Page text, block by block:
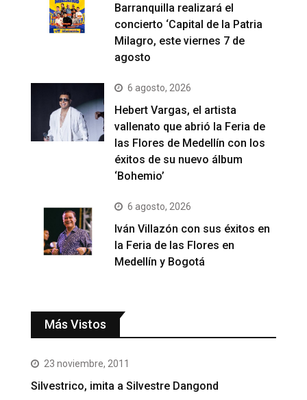
Barranquilla realizará el
concierto ‘Capital de la Patria
Milagro, este viernes 7 de
agosto
6 agosto, 2026
Hebert Vargas, el artista
vallenato que abrió la Feria de
las Flores de Medellín con los
éxitos de su nuevo álbum
‘Bohemio’
6 agosto, 2026
Iván Villazón con sus éxitos en
la Feria de las Flores en
Medellín y Bogotá
Más Vistos
23 noviembre, 2011
Silvestrico, imita a Silvestre Dangond